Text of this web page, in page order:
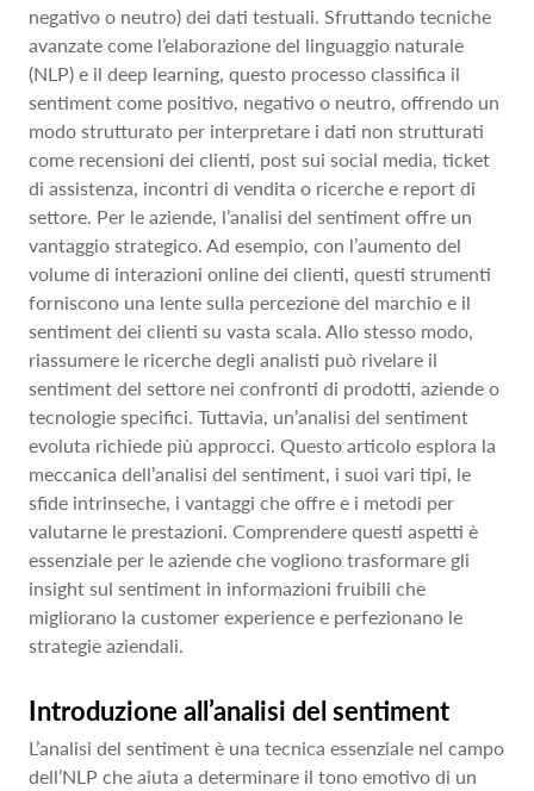
negativo o neutro) dei dati testuali. Sfruttando tecniche
avanzate come l’elaborazione del linguaggio naturale
(NLP) e il deep learning, questo processo classifica il
sentiment come positivo, negativo o neutro, offrendo un
modo strutturato per interpretare i dati non strutturati
come recensioni dei clienti, post sui social media, ticket
di assistenza, incontri di vendita o ricerche e report di
settore. Per le aziende, l’analisi del sentiment offre un
vantaggio strategico. Ad esempio, con l’aumento del
volume di interazioni online dei clienti, questi strumenti
forniscono una lente sulla percezione del marchio e il
sentiment dei clienti su vasta scala. Allo stesso modo,
riassumere le ricerche degli analisti può rivelare il
sentiment del settore nei confronti di prodotti, aziende o
tecnologie specifici. Tuttavia, un’analisi del sentiment
evoluta richiede più approcci. Questo articolo esplora la
meccanica dell’analisi del sentiment, i suoi vari tipi, le
sfide intrinseche, i vantaggi che offre e i metodi per
valutarne le prestazioni. Comprendere questi aspetti è
essenziale per le aziende che vogliono trasformare gli
insight sul sentiment in informazioni fruibili che
migliorano la customer experience e perfezionano le
strategie aziendali.
Introduzione all’analisi del sentiment
L’analisi del sentiment è una tecnica essenziale nel campo
dell’NLP che aiuta a determinare il tono emotivo di un